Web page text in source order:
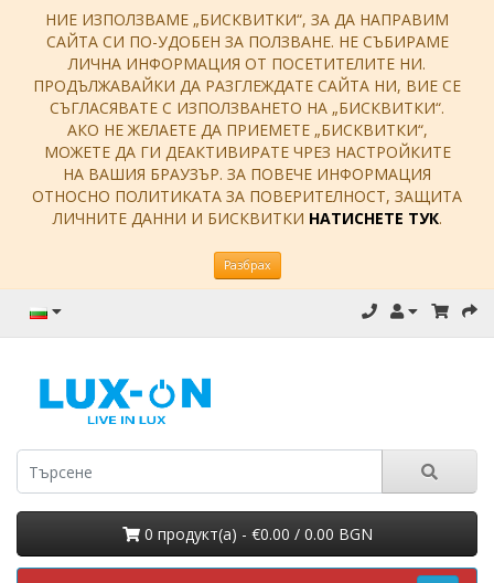
НИЕ ИЗПОЛЗВАМЕ „БИСКВИТКИ“, ЗА ДА НАПРАВИМ
САЙТА СИ ПО-УДОБЕН ЗА ПОЛЗВАНЕ. НЕ СЪБИРАМЕ
ЛИЧНА ИНФОРМАЦИЯ ОТ ПОСЕТИТЕЛИТЕ НИ.
ПРОДЪЛЖАВАЙКИ ДА РАЗГЛЕЖДАТЕ САЙТА НИ, ВИЕ СЕ
СЪГЛАСЯВАТЕ С ИЗПОЛЗВАНЕТО НА „БИСКВИТКИ“.
АКО НЕ ЖЕЛАЕТЕ ДА ПРИЕМЕТЕ „БИСКВИТКИ“,
МОЖЕТЕ ДА ГИ ДЕАКТИВИРАТЕ ЧРЕЗ НАСТРОЙКИТЕ
НА ВАШИЯ БРАУЗЪР. ЗА ПОВЕЧЕ ИНФОРМАЦИЯ
ОТНОСНО ПОЛИТИКАТА ЗА ПОВЕРИТЕЛНОСТ, ЗАЩИТА
ЛИЧНИТЕ ДАННИ И БИСКВИТКИ НАТИСНЕТЕ ТУК.
Разбрах
0 продукт(a) - €0.00 / 0.00 BGN